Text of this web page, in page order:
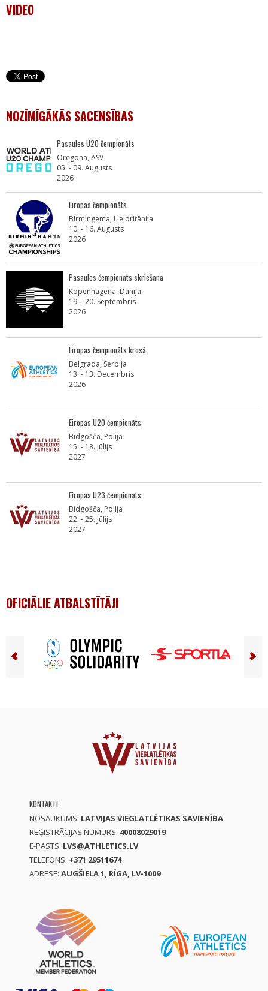
VIDEO
NOZĪMĪGĀKĀS SACENSĪBAS
Pasaules U20 čempionāts
Oregona, ASV
05. - 09. Augusts
2026
Eiropas čempionāts
Birmingema, Lielbritānija
10. - 16. Augusts
2026
Pasaules čempionāts skriešanā
Kopenhāgena, Dānija
19. - 20. Septembris
2026
Eiropas čempionāts krosā
Belgrada, Serbija
13. - 13. Decembris
2026
Eiropas U20 čempionāts
Bidgošča, Polija
15. - 18. Jūlijs
2027
Eiropas U23 čempionāts
Bidgošča, Polija
22. - 25. Jūlijs
2027
OFICIĀLIE ATBALSTĪTĀJI
KONTAKTI:
NOSAUKUMS: LATVIJAS VIEGLATLĒTIKAS SAVIENĪBA
REĢISTRĀCIJAS NUMURS: 40008029019
E-PASTS: LVS@ATHLETICS.LV
TELEFONS: +371 29511674
ADRESE: AUGŠIELA 1, RĪGA, LV-1009